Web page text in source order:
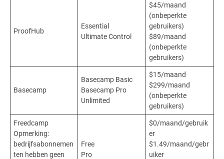
ProofHub
Essential
Ultimate Control
$45/maand
(onbeperkte
gebruikers)
$89/maand
(onbeperkte
gebruikers)
Basecamp
Basecamp Basic
Basecamp Pro
Unlimited
$15/maand
$299/maand
(onbeperkte
gebruikers)
Freedcamp
Opmerking:
bedrijfsabonnemen
ten hebben geen
Free
Pro
$0/maand/gebruik
er
$1.49/maand/gebr
uiker